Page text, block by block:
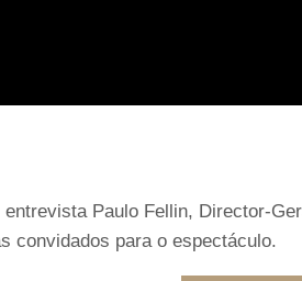
Paulo Fellin, Director-
convidados para o espectáculo.